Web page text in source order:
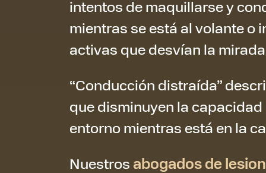
intentos de maquillarse y
mientras se está al volante o
activas que desvían la
“Conducción distraída”
que disminuyen la
entorno mientras está en la
Nuestros abogados de